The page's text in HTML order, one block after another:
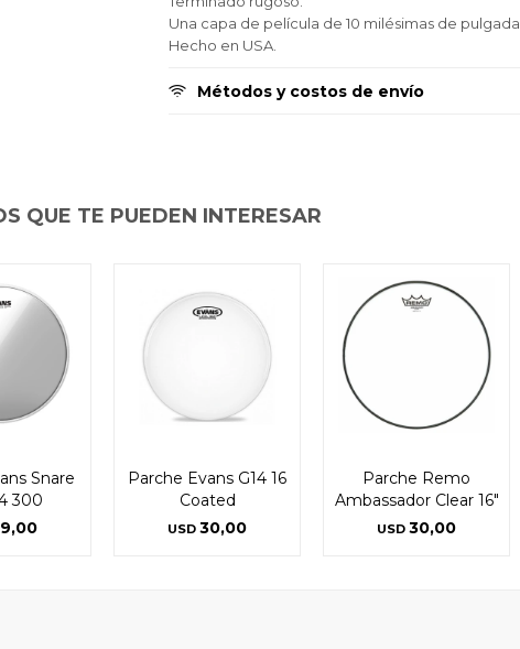
Una capa de película de 10 milésimas de pulgada.
Hecho en USA.
Métodos y costos de envío
QUE TE PUEDEN INTERESAR
Snare
300
Parche Evans G14 16
Coated
USD 30,00
Parche Remo
Ambassador Clear 16"
USD 30,00